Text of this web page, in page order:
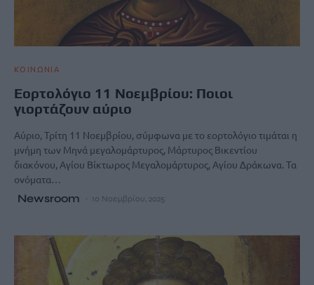
ΚΟΙΝΩΝΙΑ
Εορτολόγιο 11 Νοεμβρίου: Ποιοι
γιορτάζουν αύριο
Αύριο, Τρίτη 11 Νοεμβρίου, σύμφωνα με το εορτολόγιο τιμάται η
μνήμη των Μηνά μεγαλομάρτυρος, Μάρτυρος Βικεντίου
διακόνου, Αγίου Βίκτωρος Μεγαλομάρτυρος, Αγίου Δράκωνα. Τα
ονόματα…
Newsroom 10 Νοεμβρίου, 2025